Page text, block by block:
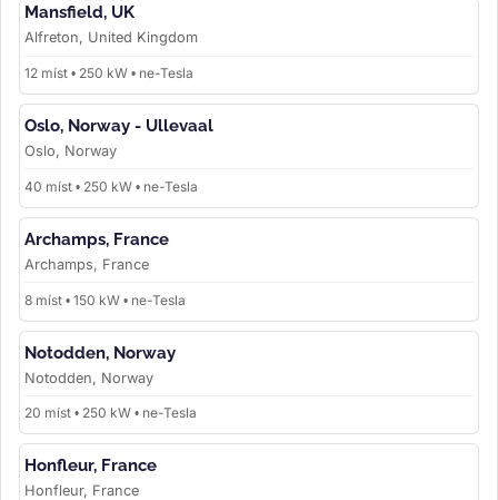
Mansfield, UK
Alfreton, United Kingdom
12 míst • 250 kW • ne-Tesla
Oslo, Norway - Ullevaal
Oslo, Norway
40 míst • 250 kW • ne-Tesla
Archamps, France
Archamps, France
8 míst • 150 kW • ne-Tesla
Notodden, Norway
Notodden, Norway
20 míst • 250 kW • ne-Tesla
Honfleur, France
Honfleur, France